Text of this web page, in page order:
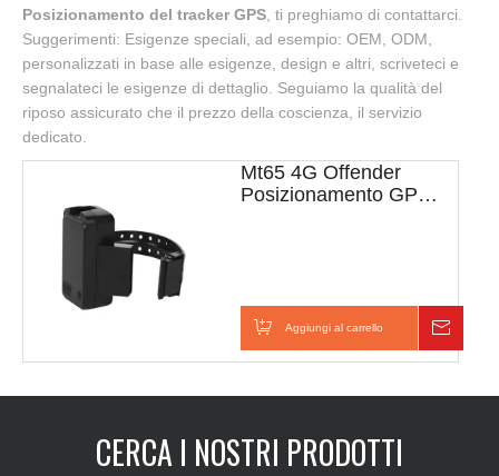
Posizionamento del tracker GPS , ti preghiamo di contattarci.
Suggerimenti: Esigenze speciali, ad esempio: OEM, ODM,
personalizzati in base alle esigenze, design e altri, scriveteci e
segnalateci le esigenze di dettaglio. Seguiamo la qualità del
riposo assicurato che il prezzo della coscienza, il servizio
dedicato.
Mt65 4G Offender
Posizionamento GPS
Aggiungi al carrello
CERCA I NOSTRI PRODOTTI